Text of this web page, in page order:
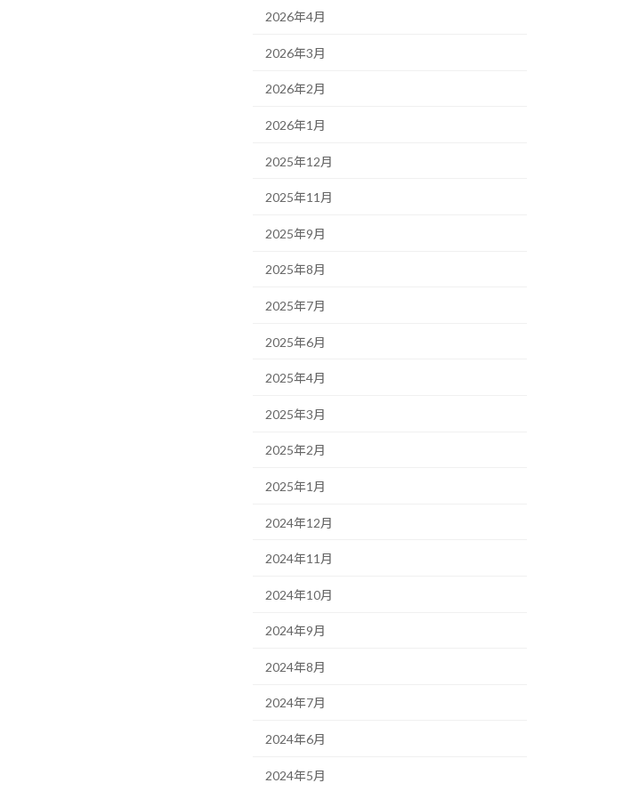
2026年4月
2026年3月
2026年2月
2026年1月
2025年12月
2025年11月
2025年9月
2025年8月
2025年7月
2025年6月
2025年4月
2025年3月
2025年2月
2025年1月
2024年12月
2024年11月
2024年10月
2024年9月
2024年8月
2024年7月
2024年6月
2024年5月